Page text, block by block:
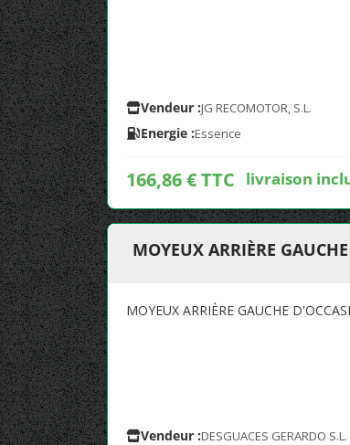
Vendeur :JG RECOMOTOR, S.L.
Energie :Essence
166,86 € TTC livraison
MOYEUX ARRIÈRE
MOYEUX ARRIÈRE GAUCHE
Vendeur :DESGUACES GERARDO S.L.